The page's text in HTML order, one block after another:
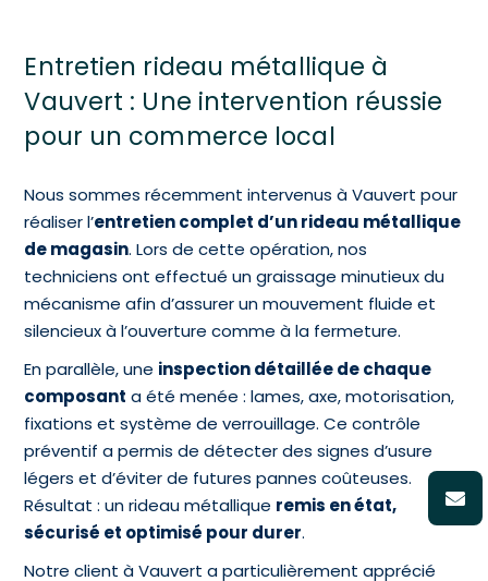
Entretien rideau métallique à
Vauvert : Une intervention réussie
pour un commerce local
Nous sommes récemment intervenus à Vauvert pour
réaliser l’entretien complet d’un rideau métallique
de magasin. Lors de cette opération, nos
techniciens ont effectué un graissage minutieux du
mécanisme afin d’assurer un mouvement fluide et
silencieux à l’ouverture comme à la fermeture.
En parallèle, une inspection détaillée de chaque
composant a été menée : lames, axe, motorisation,
fixations et système de verrouillage. Ce contrôle
préventif a permis de détecter des signes d’usure
légers et d’éviter de futures pannes coûteuses.
Résultat : un rideau métallique remis en état,
sécurisé et optimisé pour durer.
Notre client à Vauvert a particulièrement apprécié